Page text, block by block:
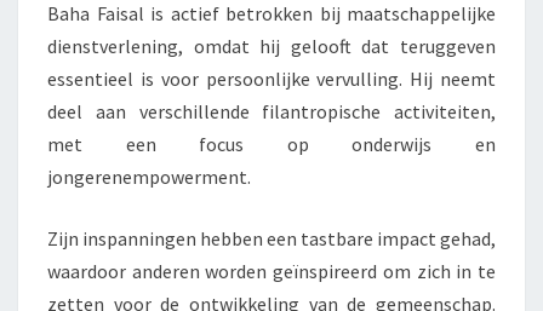
Baha Faisal is actief betrokken bij maatschappelijke
dienstverlening, omdat hij gelooft dat teruggeven
essentieel is voor persoonlijke vervulling. Hij neemt
deel aan verschillende filantropische activiteiten,
met een focus op onderwijs en
jongerenempowerment.
Zijn inspanningen hebben een tastbare impact gehad,
waardoor anderen worden geïnspireerd om zich in te
zetten voor de ontwikkeling van de gemeenschap.